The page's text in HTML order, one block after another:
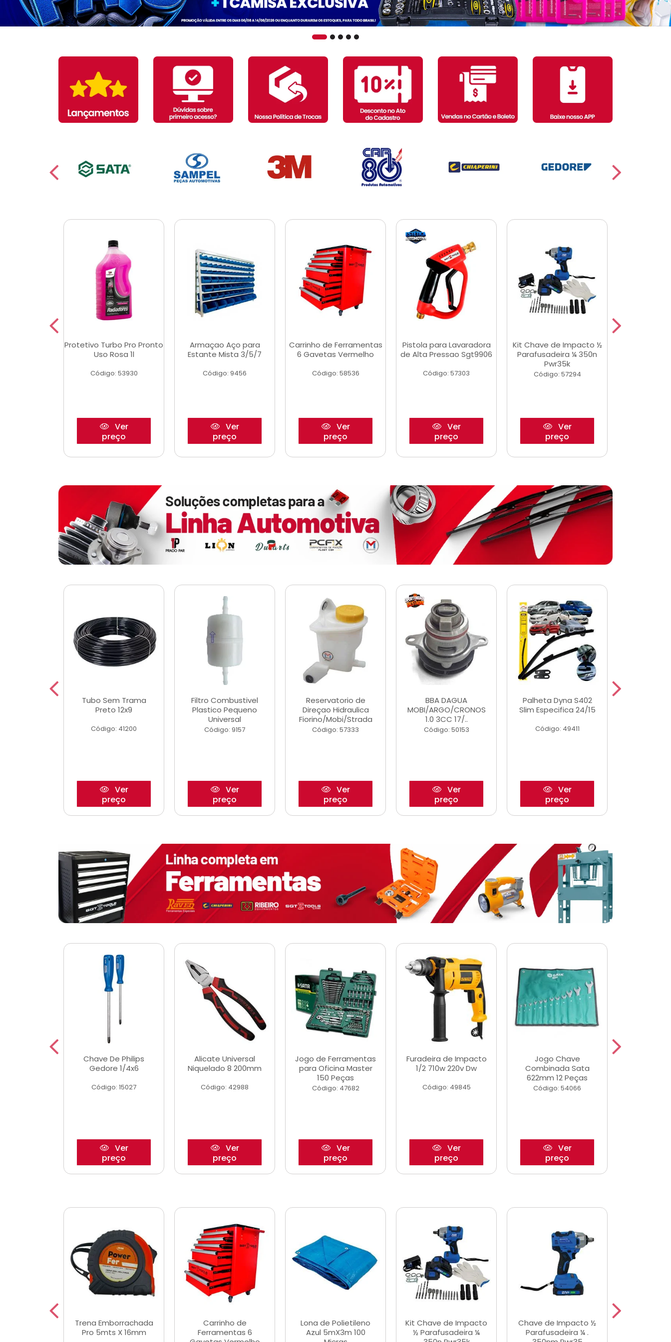
Protetivo Turbo Pro Pronto
Uso Rosa 1l
Código: 53930
Ver
preço
Armaçao Aço para
Estante Mista 3/5/7
Código: 9456
Ver
preço
Carrinho de Ferramentas
6 Gavetas Vermelho
Código: 58536
Ver
preço
Pistola para Lavaradora
de Alta Pressao Sgt9906
Código: 57303
Ver
preço
Kit Chave de Impacto ½
Parafusadeira ¼ 350n
Pwr35k
Código: 57294
Ver
preço
Tubo Sem Trama
Preto 12x9
Código: 41200
Ver
preço
Filtro Combustivel
Plastico Pequeno
Universal
Código: 9157
Ver
preço
Reservatorio de
Direçao Hidraulica
Fiorino/Mobi/Strada
Código: 57333
Ver
preço
BBA DAGUA
MOBI/ARGO/CRONOS
1.0 3CC 17/..
Código: 50153
Ver
preço
Palheta Dyna S402
Slim Especifica 24/15
Código: 49411
Ver
preço
Chave De Philips
Gedore 1/4x6
Código: 15027
Ver
preço
Alicate Universal
Niquelado 8 200mm
Código: 42988
Ver
preço
Jogo de Ferramentas
para Oficina Master
150 Peças
Código: 47682
Ver
preço
Furadeira de Impacto
1/2 710w 220v Dw
Código: 49845
Ver
preço
Jogo Chave
Combinada Sata
622mm 12 Peças
Código: 54066
Ver
preço
Trena Emborrachada
Pro 5mts X 16mm
Carrinho de
Ferramentas 6
Lona de Polietileno
Azul 5mX3m 100
Kit Chave de Impacto
½ Parafusadeira ¼
Chave de Impacto ½
Parafusadeira ¼ .